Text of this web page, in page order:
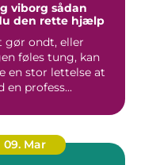
sådan
den rette hjælp
gør ondt, eller
føles tung, kan
en stor lettelse at
en profess...
09. Mar